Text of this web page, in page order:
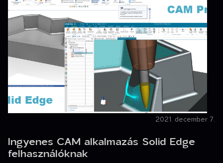
2021. december 7.
Ingyenes CAM alkalmazás Solid Edge
felhasználóknak